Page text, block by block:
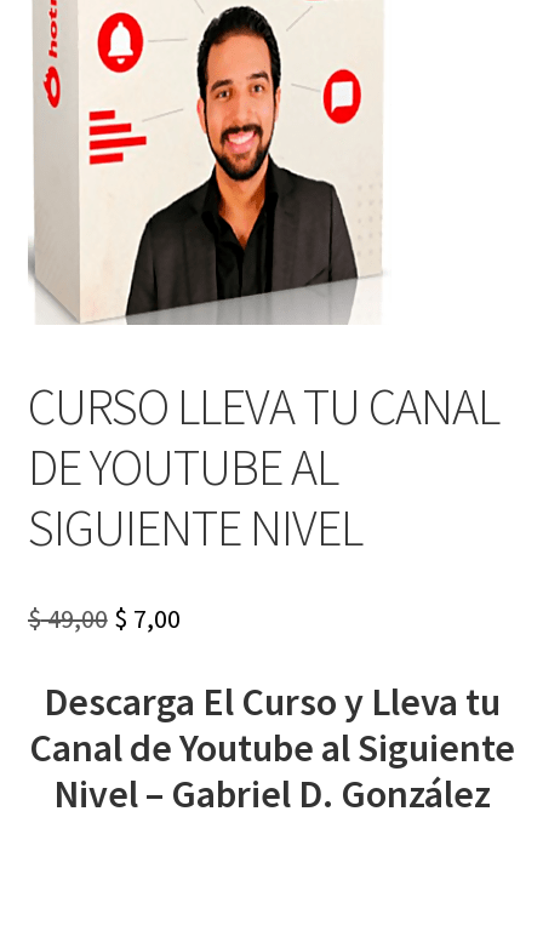
CURSO LLEVA TU CANAL
DE YOUTUBE AL
SIGUIENTE NIVEL
$49,00 Original
was:
$ 49,00.
$ 7,00Current
is:
$ 7,00.
Descarga El Curso y Lleva tu
Canal de Youtube al Siguiente
Nivel – Gabriel D. González